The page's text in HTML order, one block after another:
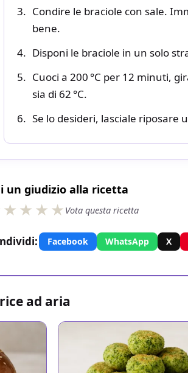
Condire le braciole con sale.
bene.
Disponi le braciole in un solo
Cuoci a 200 °C per 12 minuti,
sia di 62 °C.
Se lo desideri, lasciale riposare
un giudizio alla ricetta
Vota questa ricetta
Facebook WhatsApp X
ad aria